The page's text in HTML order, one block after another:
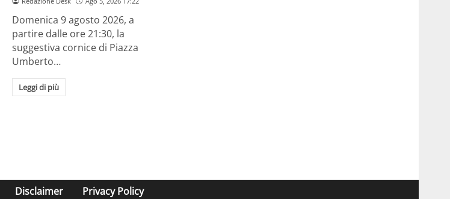
Domenica 9 agosto 2026, a
partire dalle ore 21:30, la
suggestiva cornice di Piazza
Umberto…
Leggi di più
Disclaimer Privacy Policy